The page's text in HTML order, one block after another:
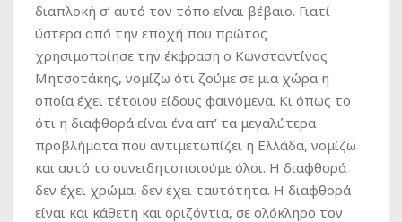
διαπλοκή σ’ αυτό τον τόπο είναι βέβαιο. Γιατί
ύστερα από την εποχή που πρώτος
χρησιμοποίησε την έκφραση ο Κωνσταντίνος
Μητσοτάκης, νομίζω ότι ζούμε σε μια χώρα η
οποία έχει τέτοιου είδους φαινόμενα. Κι όπως το
ότι η διαφθορά είναι ένα απ’ τα μεγαλύτερα
προβλήματα που αντιμετωπίζει η Ελλάδα, νομίζω
και αυτό το συνειδητοποιούμε όλοι. Η διαφθορά
δεν έχει χρώμα, δεν έχει ταυτότητα. Η διαφθορά
είναι και κάθετη και οριζόντια, σε ολόκληρο τον